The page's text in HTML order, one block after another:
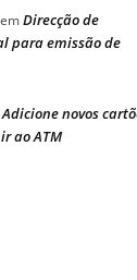
emDirecção de
para emissão de
Adicione novos
ao ATM